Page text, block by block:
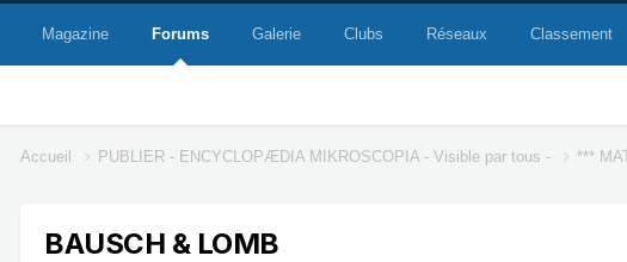
Magazine Forums Galerie Clubs Réseaux Classement
Accueil PUBLIER - ENCYCLOPÆDIA MIKROSCOPIA - Visible par tous - ***
BAUSCH & LOMB